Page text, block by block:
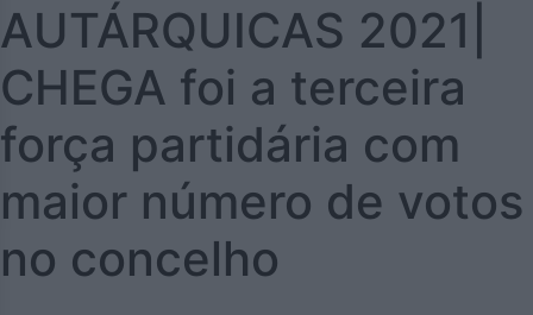
AUTÁRQUICAS 2021|
CHEGA foi a terceira
força partidária com
maior número de votos
no concelho